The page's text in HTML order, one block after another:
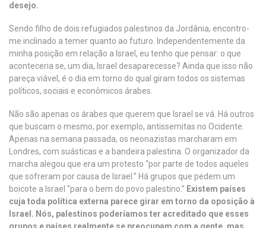
desejo.
Sendo filho de dois refugiados palestinos da Jordânia, encontro-
me inclinado a temer quanto ao futuro. Independentemente da
minha posição em relação a Israel, eu tenho que pensar: o que
aconteceria se, um dia, Israel desaparecesse? Ainda que isso não
pareça viável, é o dia em torno do qual giram todos os sistemas
políticos, sociais e econômicos árabes.
Não são apenas os árabes que querem que Israel se vá. Há outros
que buscam o mesmo, por exemplo, antissemitas no Ocidente.
Apenas na semana passada, os neonazistas marcharam em
Londres, com suásticas e a bandeira palestina. O organizador da
marcha alegou que era um protesto “por parte de todos aqueles
que sofreram por causa de Israel.” Há grupos que pedem um
boicote a Israel “para o bem do povo palestino.” Existem países
cuja toda política externa parece girar em torno da oposição à
Israel. Nós, palestinos poderíamos ter acreditado que esses